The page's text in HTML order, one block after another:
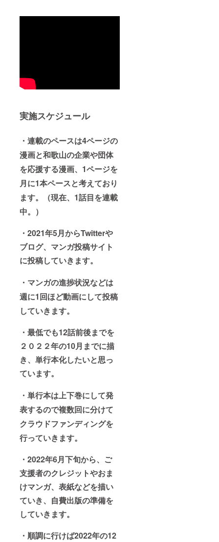
実施スケジュール
・連載のペースは4ページの
漫画と和歌山の企業や団体
を応援する漫画、1ページを
月に1本ペースと考えており
ます。（現在、1話目を連載
中。）
・2021年5月からTwitterや
ブログ、マンガ投稿サイト
に投稿していきます。
・マンガの進捗状況などは
週に1回ほど動画にして投稿
していきます。
・最低でも12話前後までを
２０２２年の10月までに描
き、単行本化したいと思っ
ています。
・単行本は上下巻にして発
表するので複数回に分けて
クラウドファンディングを
行っていきます。
・2022年6月下旬から、ご
支援者のクレジットやおま
けマンガ、表紙などを描い
ていき、自費出版の準備を
していきます。
・順調に行けば2022年の12